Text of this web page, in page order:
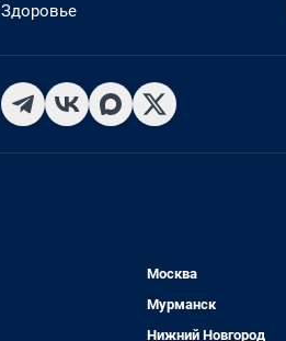
Здоровье
Москва
Мурманск
Нижний Новгород